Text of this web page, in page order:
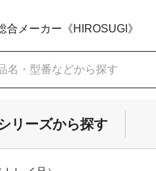
メーカー《HIROSUGI》
リーズから探す